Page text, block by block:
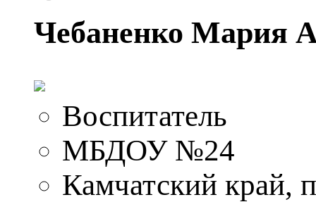
Чебаненко Мария
Воспитатель
МБДОУ №24
Камчатский край,